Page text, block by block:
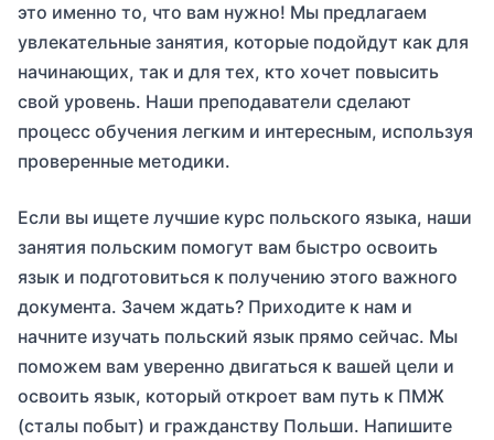
это именно то, что вам нужно! Мы предлагаем
увлекательные занятия, которые подойдут как для
начинающих, так и для тех, кто хочет повысить
свой уровень. Наши преподаватели сделают
процесс обучения легким и интересным, используя
проверенные методики.
Если вы ищете лучшие курс польского языка, наши
занятия польским помогут вам быстро освоить
язык и подготовиться к получению этого важного
документа. Зачем ждать? Приходите к нам и
начните изучать польский язык прямо сейчас. Мы
поможем вам уверенно двигаться к вашей цели и
освоить язык, который откроет вам путь к ПМЖ
(сталы побыт) и гражданству Польши. Напишите